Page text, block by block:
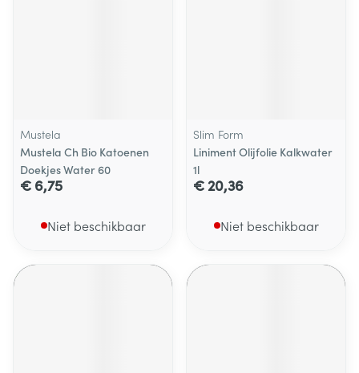
Mustela
Mustela Ch Bio Katoenen
Doekjes Water 60
€ 6,75
Niet beschikbaar
Slim Form
Liniment Olijfolie Kalkwater
1l
€ 20,36
Niet beschikbaar